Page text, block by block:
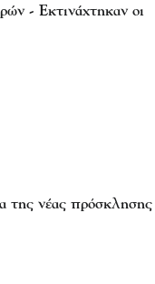
- Εκτινάχτηκαν οι
της νέας πρόσκλησης